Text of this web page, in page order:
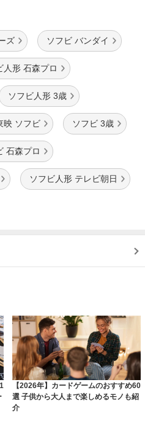
ズ ソフビ バンダイ
人形 石森プロ
ソフビ人形 3歳
映 ソフビ ソフビ 3歳
石森プロ
ソフビ人形 テレビ朝日
【2026年】カードゲームのおすすめ60
選 子供から大人まで楽しめるモノも紹
介